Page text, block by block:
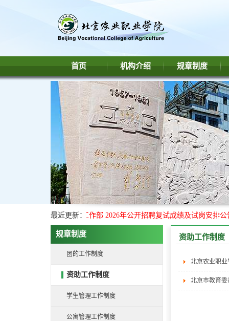
首页 机构介绍 规章制度
最近更新：
北京农业职业学院学生工作部 2026年公开招聘复试成绩及试岗安排公告
规章制度
团的工作制度
资助工作制度
学生管理工作制度
公寓管理工作制度
资助工作制度
北京农业职
北京市教育